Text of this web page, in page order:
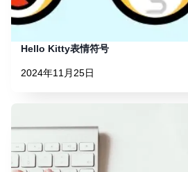
Hello Kitty表情符号
2024年11月25日